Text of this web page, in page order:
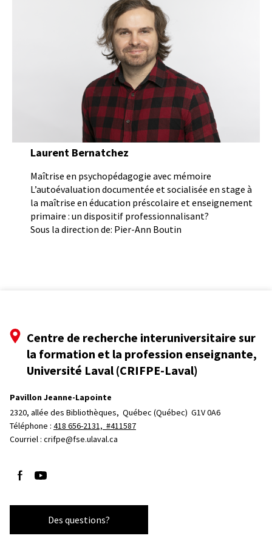
Laurent Bernatchez
Maîtrise en psychopédagogie avec mémoire
L’autoévaluation documentée et socialisée en stage à
la maîtrise en éducation préscolaire et enseignement
primaire : un dispositif professionnalisant?
Sous la direction de: Pier-Ann Boutin
Centre de recherche interuniversitaire sur
la formation et la profession enseignante,
Université Laval (CRIFPE-Laval)
Pavillon Jeanne-Lapointe
2320, allée des Bibliothèques, Québec (Québec)  G1V 0A6
Téléphone : 418 656-2131, #411587
Courriel : crifpe@fse.ulaval.ca
Suivez-nous sur Facebook
Suivez-nous sur YouTube
Des questions?